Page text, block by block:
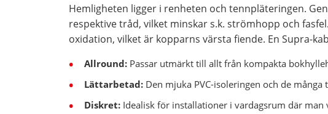
Hemligheten ligger i renheten och tennpläteringen.
respektive tråd, vilket minskar s.k. strömhopp och
oxidation, vilket är kopparns värsta fiende. En Supra-
Allround: Passar utmärkt till allt från kompakta
Lättarbetad: Den mjuka PVC-isoleringen och de
Diskret: Idealisk för installationer i vardagsrum där